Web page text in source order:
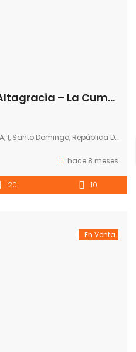
Venta Solares Villa Altagracia – La Cumbre
Santo Domingo, República Dominicana
hace 8 meses
20 10
En Venta